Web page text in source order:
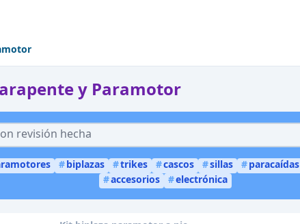
y Paramotor
#biplazas #trikes #cascos #sillas #paracaídas
#accesorios #electrónica